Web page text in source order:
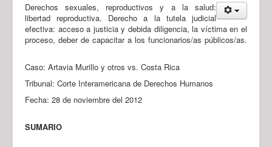
Derechos sexuales, reproductivos y a la salud:
libertad reproductiva. Derecho a la tutela judicial
efectiva: acceso a justicia y debida diligencia, la víctima en el
proceso, deber de capacitar a los funcionarios/as públicos/as.
Caso: Artavia Murillo y otros vs. Costa Rica
Tribunal: Corte Interamericana de Derechos Humanos
Fecha: 28 de noviembre del 2012
SUMARIO